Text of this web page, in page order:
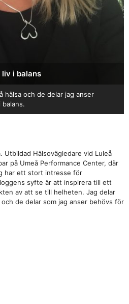
liv i balans
hälsa och de delar jag anser
Utbildad Hälsovägledare vid Luleå
på Umeå Performance Center, där
har ett stort intresse för
syfte är att inspirera till ett
av att se till helheten. Jag delar
de delar som jag anser behövs för